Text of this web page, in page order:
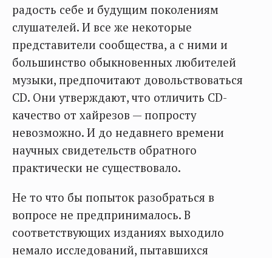
радость себе и будущим поколениям
слушателей. И все же некоторые
представители сообщества, а с ними и
большинство обыкновенных любителей
музыки, предпочитают довольствоваться
CD. Они утверждают, что отличить CD-
качество от хайрезов — попросту
невозможно. И до недавнего времени
научных свидетельств обратного
практически не существовало.
Не то что бы попыток разобраться в
вопросе не предпринималось. В
соответствующих изданиях выходило
немало исследований, пытавшихся